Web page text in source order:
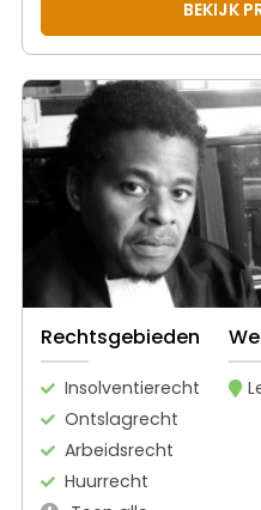
BEKIJK
Rechtsgebieden
Insolventierecht
Ontslagrecht
Arbeidsrecht
Huurrecht